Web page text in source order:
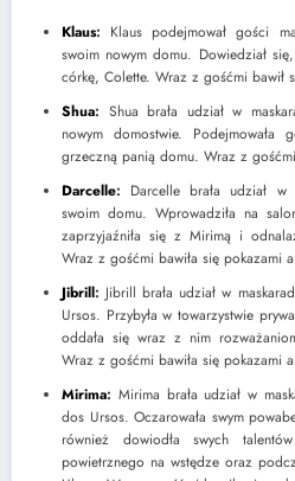
Klaus: Klaus podejmował gości
swoim nowym domu. Dowiedział
córkę, Colette. Wraz z gośćmi bawił
Shua: Shua brała udział w
nowym domostwie.
grzeczną panią domu. Wraz z
Darcelle: Darcelle brała udział
swoim domu. Wprowadziła na
zaprzyjaźniła się z Mirimą i
Wraz z gośćmi bawiła się pokazami
Jibrill: Jibrill brała udział w
Ursos. Przybyła w towarzystwie
oddała się wraz z nim
Wraz z gośćmi bawiła się pokazami
Mirima: Mirima brała udział w
dos Ursos. Oczarowała swym
również dowiodła swych
powietrznego na wstędze oraz